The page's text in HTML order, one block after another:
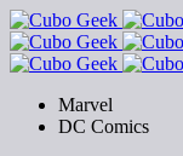
Marvel
DC Comics